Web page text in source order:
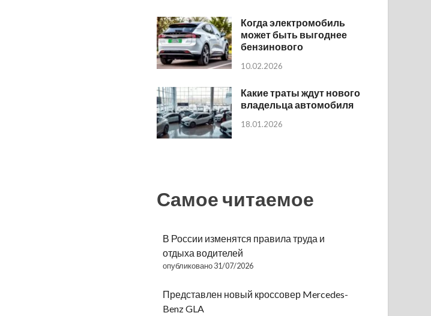
Когда электромобиль
может быть выгоднее
бензинового
10.02.2026
Какие траты ждут нового
владельца автомобиля
18.01.2026
Самое читаемое
В России изменятся правила труда и
отдыха водителей
опубликовано 31/07/2026
Представлен новый кроссовер Mercedes-
Benz GLA